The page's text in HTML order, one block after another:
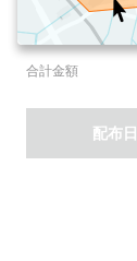
配布部数
お手元送付
合計金額
配布